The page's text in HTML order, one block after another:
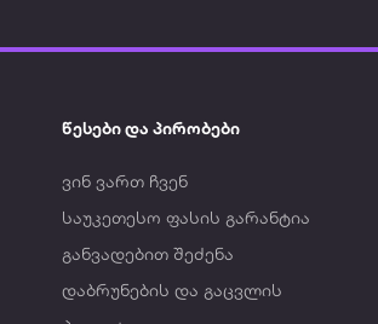
წესები და პირობები
ვინ ვართ ჩვენ
საუკეთესო ფასის გარანტია
განვადებით შეძენა
დაბრუნების და გაცვლის